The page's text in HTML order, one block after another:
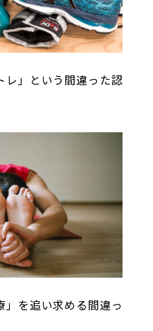
レ」という間違った認
」を追い求める間違っ